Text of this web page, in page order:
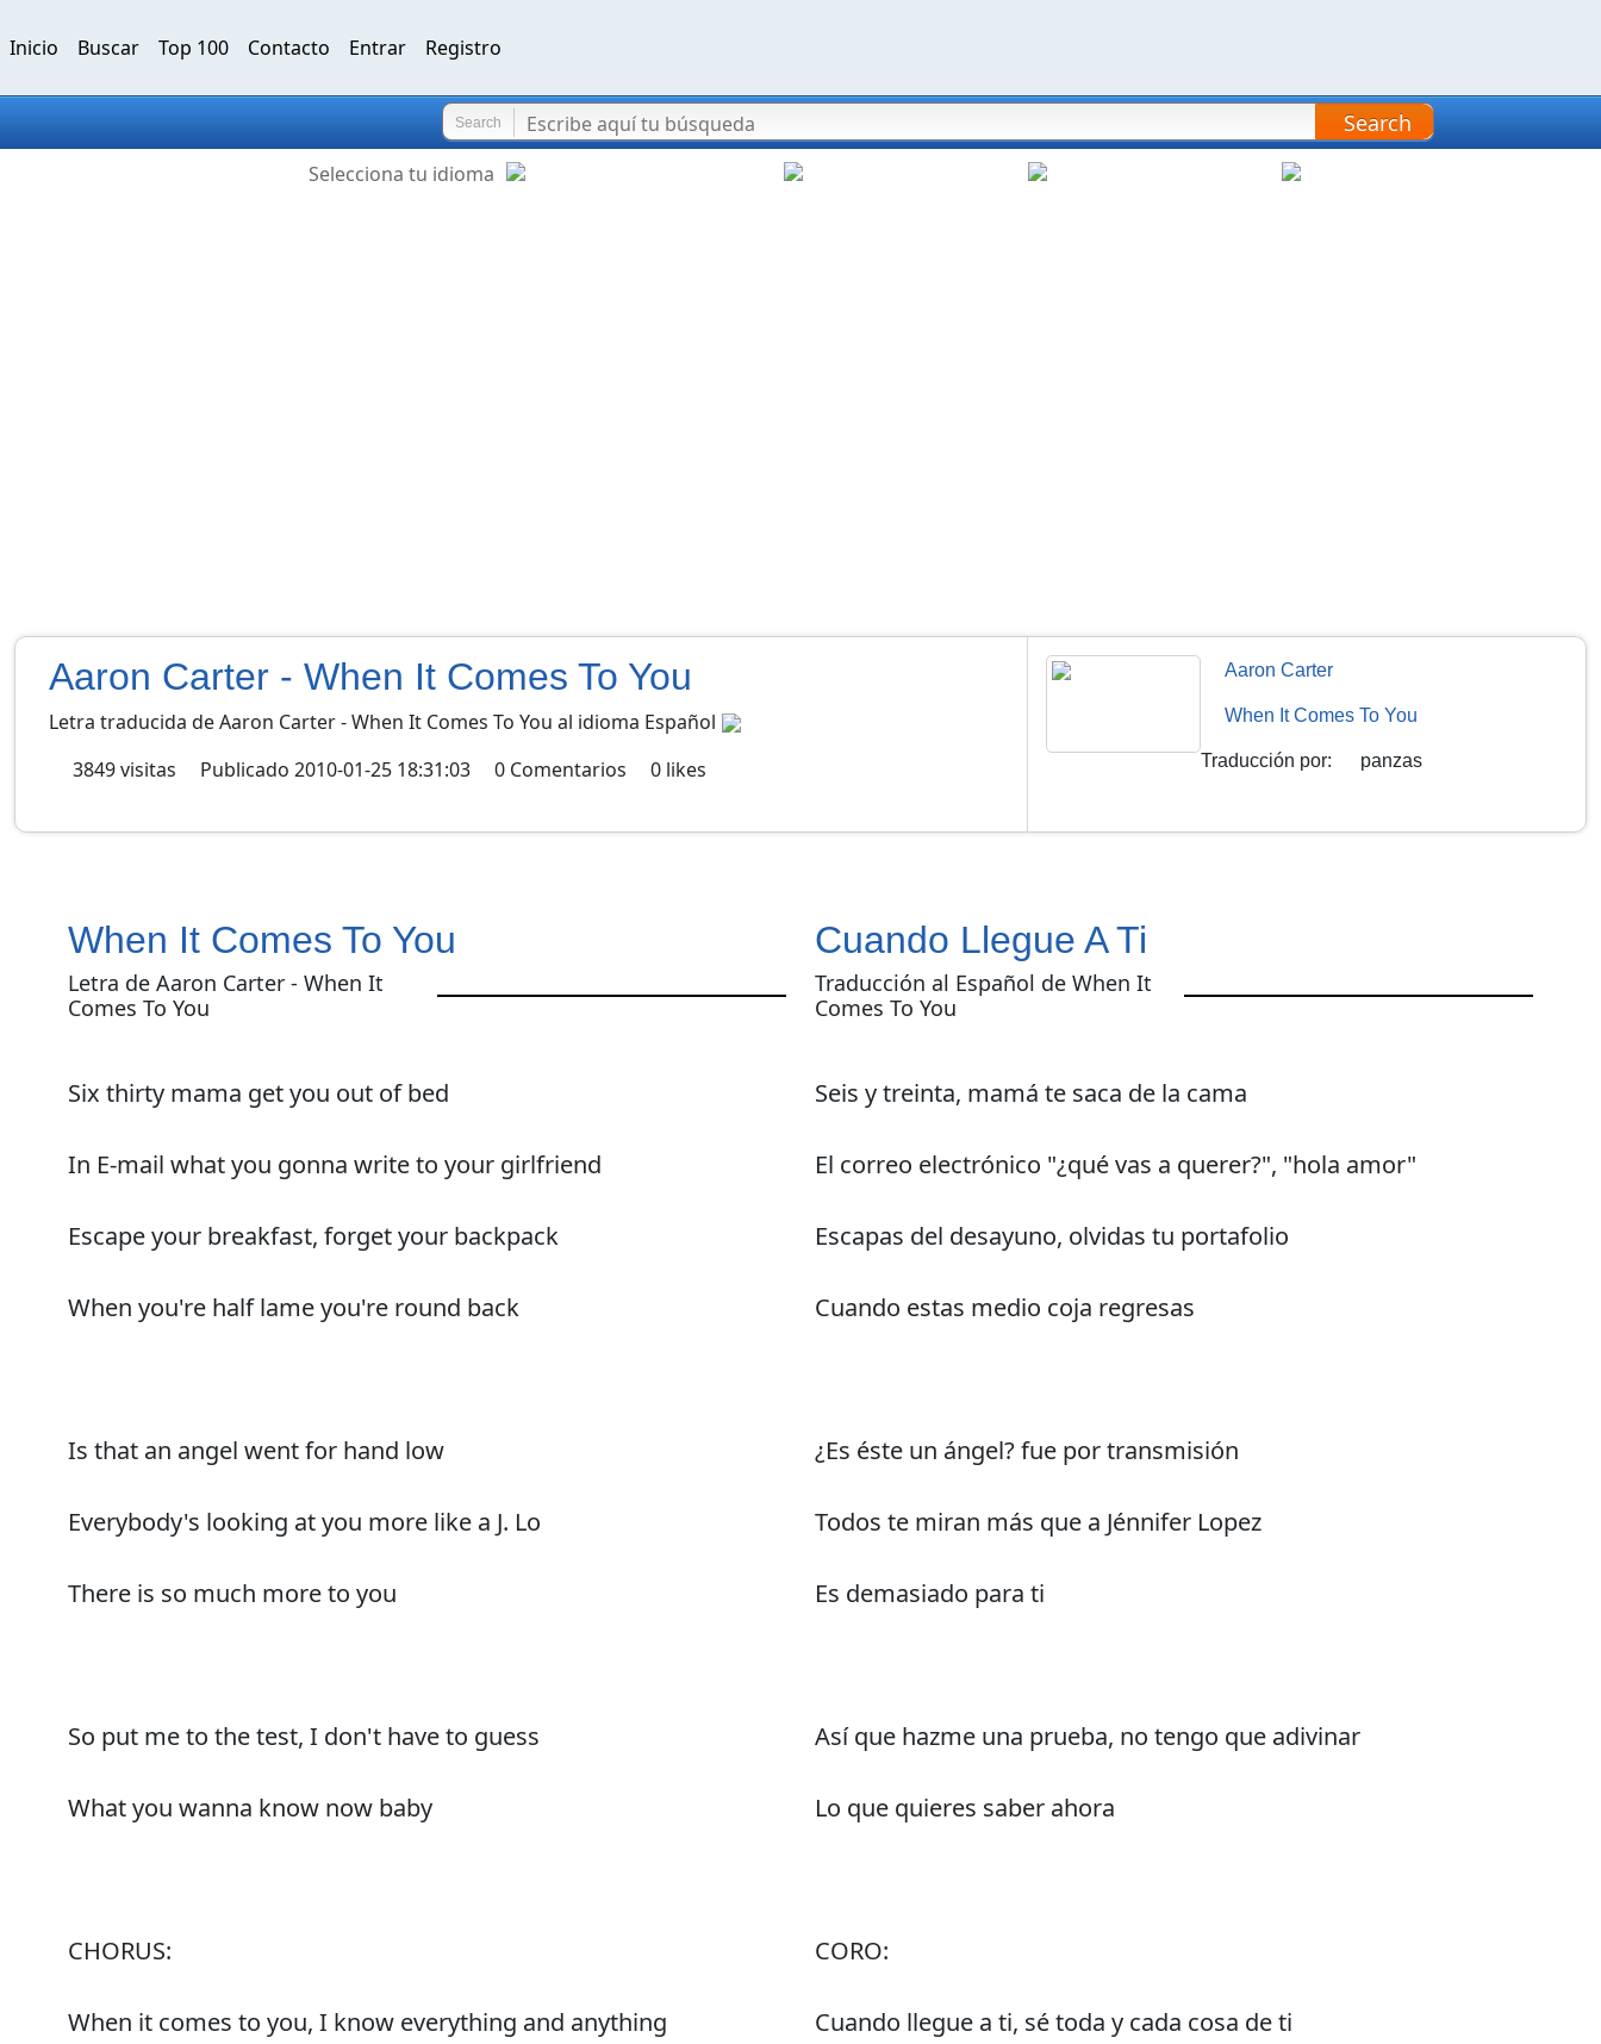
Inicio Buscar Top 100 Contacto Entrar Registro
Search Search
Selecciona tu idioma
Aaron Carter - When It Comes To You
Letra traducida de Aaron Carter - When It Comes To You al idioma Español
3849visitas Publicado 2010-01-25 18:31:03 0 Comentarios 0 likes
Aaron Carter
When It Comes To You
Traducción por: panzas
When It Comes To You
Letra de Aaron Carter - When It
Comes To You
Six thirty mama get you out of bed
In E-mail what you gonna write to your girlfriend
Escape your breakfast, forget your backpack
When you're half lame you're round back
Is that an angel went for hand low
Everybody's looking at you more like a J. Lo
There is so much more to you
So put me to the test, I don't have to guess
What you wanna know now baby
CHORUS:
When it comes to you, I know everything and anything
Cuando Llegue A Ti
Traducción al Español de When It
Comes To You
Seis y treinta, mamá te saca de la cama
El correo electrónico "¿qué vas a querer?", "hola amor"
Escapas del desayuno, olvidas tu portafolio
Cuando estas medio coja regresas
¿Es éste un ángel? fue por transmisión
Todos te miran más que a Jénnifer Lopez
Es demasiado para ti
Así que hazme una prueba, no tengo que adivinar
Lo que quieres saber ahora
CORO:
Cuando llegue a ti, sé toda y cada cosa de ti